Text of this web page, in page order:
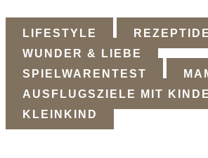
LIFESTYLE
WUNDER & LIEBE
SPIELWARENTEST
AUSFLUGSZIELE MIT
KLEINKIND